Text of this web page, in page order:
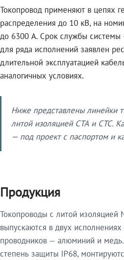
Токопровод применяют в цепях
распределения до 10 кВ, на
до 6300 А. Срок службы системы
для ряда исполнений заявлен
длительной эксплуатацией
аналогичных условиях.
Ниже представлены линейки
литой изоляцией СТА и СТС.
— под проект с паспортом и
Продукция
Токопроводы с литой изоляцией
выпускаются в двух
проводников — алюминий и
степень защиты IP68,